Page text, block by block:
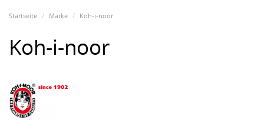
Startseite Marke Koh-i-noor
Koh-i-noor